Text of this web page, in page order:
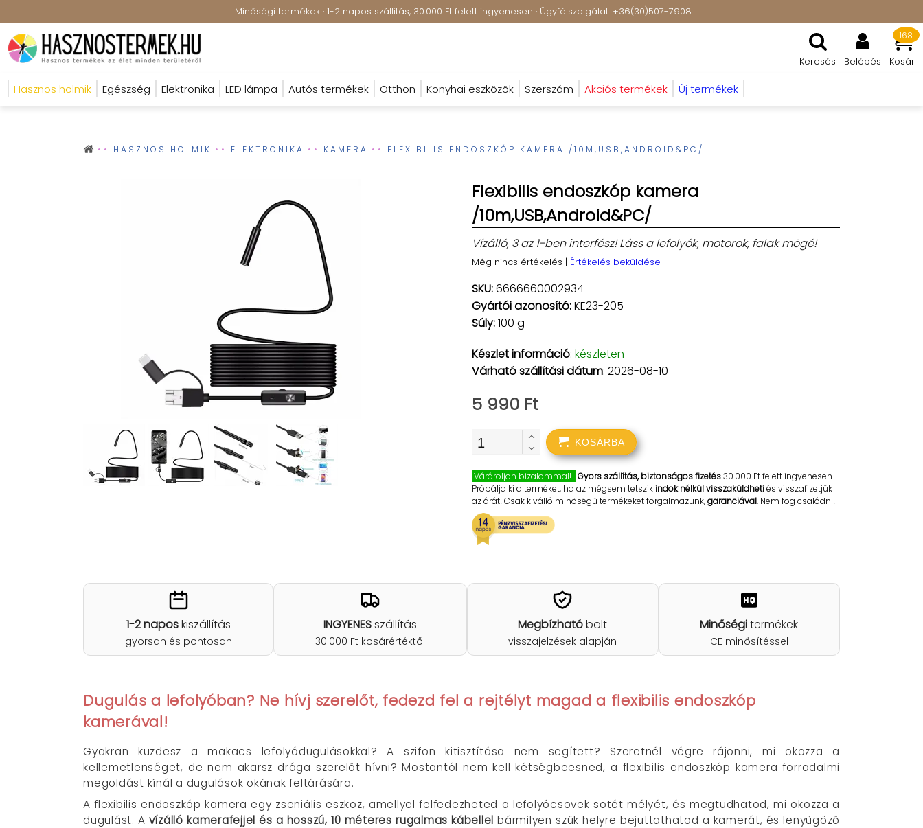
Minőségi termékek · 1-2 napos szállítás, 30.000 Ft felett ingyenesen · Ügyfélszolgálat: +36(30)507-7908
Keresés Belépés Kosár
168
Hasznos holmik Egészség Elektronika LED lámpa Autós termékek Otthon Konyhai eszközök Szerszám Akciós termékek Új termékek
HASZNOS HOLMIK ELEKTRONIKA KAMERA FLEXIBILIS ENDOSZKÓP KAMERA /10M,USB,ANDROID&PC/
Flexibilis endoszkóp kamera
/10m,USB,Android&PC/
Vízálló, 3 az 1-ben interfész! Láss a lefolyók, motorok, falak mögé!
Még nincs értékelés | Értékelés beküldése
SKU:6666660002934
Gyártói azonosító:KE23-205
Súly:100 g
Készlet információ: készleten
Várható szállítási dátum: 2026-08-10
5 990 Ft
KOSÁRBA
Várároljon bizalommal! Gyors szállítás, biztonságos fizetés30.000 Ft felett ingyenesen.
Próbálja ki a terméket, ha az mégsem tetszikindok nélkül visszaküldhetiés visszafizetjük
az árát! Csak kiválló minőségű termékeket forgalmazunk,garanciával. Nem fog csalódni!
1-2 naposkiszállítás
gyorsan és pontosan
INGYENESszállítás
30.000 Ft kosárértéktől
Megbízhatóbolt
visszajelzések alapján
Minőségitermékek
CE minősítéssel
Dugulás a lefolyóban? Ne hívj szerelőt, fedezd fel a rejtélyt magad a flexibilis endoszkóp
kamerával!
Gyakran küzdesz a makacs lefolyódugulásokkal? A szifon kitisztítása nem segített? Szeretnél végre rájönni, mi okozza a
kellemetlenséget, de nem akarsz drága szerelőt hívni? Mostantól nem kell kétségbeesned, a flexibilis endoszkóp kamera forradalmi
megoldást kínál a dugulások okának feltárására.
A flexibilis endoszkóp kamera egy zseniális eszköz, amellyel felfedezheted a lefolyócsövek sötét mélyét, és megtudhatod, mi okozza a
dugulást. A vízálló kamerafejjel és a hosszú, 10 méteres rugalmas kábellel bármilyen szűk helyre bejuttathatod a kamerát, és lenyűgöző